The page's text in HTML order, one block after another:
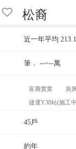
松裔
近一年平均 213.1
筆． --~--萬
富裔實業
吳
捷運Y38站(施工
45戶
約年